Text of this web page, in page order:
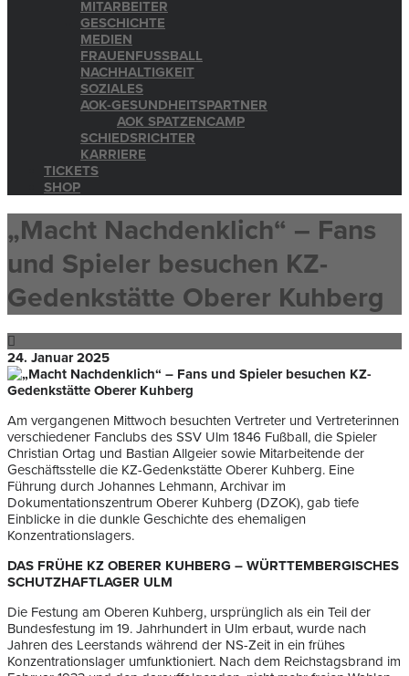
MITARBEITER
GESCHICHTE
MEDIEN
FRAUENFUSSBALL
NACHHALTIGKEIT
SOZIALES
AOK-GESUNDHEITSPARTNER
AOK SPATZENCAMP
SCHIEDSRICHTER
KARRIERE
TICKETS
SHOP
„Macht Nachdenklich“ – Fans
und Spieler besuchen KZ-
Gedenkstätte Oberer Kuhberg
24. Januar 2025
Am vergangenen Mittwoch besuchten Vertreter und Vertreterinnen
verschiedener Fanclubs des SSV Ulm 1846 Fußball, die Spieler
Christian Ortag und Bastian Allgeier sowie Mitarbeitende der
Geschäftsstelle die KZ-Gedenkstätte Oberer Kuhberg. Eine
Führung durch Johannes Lehmann, Archivar im
Dokumentationszentrum Oberer Kuhberg (DZOK), gab tiefe
Einblicke in die dunkle Geschichte des ehemaligen
Konzentrationslagers.
DAS FRÜHE KZ OBERER KUHBERG – WÜRTTEMBERGISCHES
SCHUTZHAFTLAGER ULM
Die Festung am Oberen Kuhberg, ursprünglich als ein Teil der
Bundesfestung im 19. Jahrhundert in Ulm erbaut, wurde nach
Jahren des Leerstands während der NS-Zeit in ein frühes
Konzentrationslager umfunktioniert. Nach dem Reichstagsbrand im